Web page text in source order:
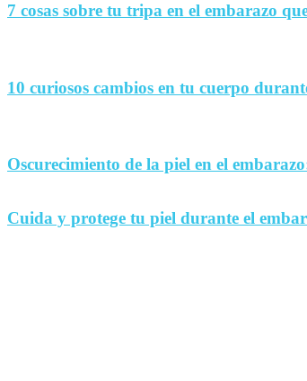
7 cosas sobre tu tripa en el embarazo
10 curiosos cambios en tu cuerpo
Oscurecimiento de la piel en el
Cuida y protege tu piel durante el